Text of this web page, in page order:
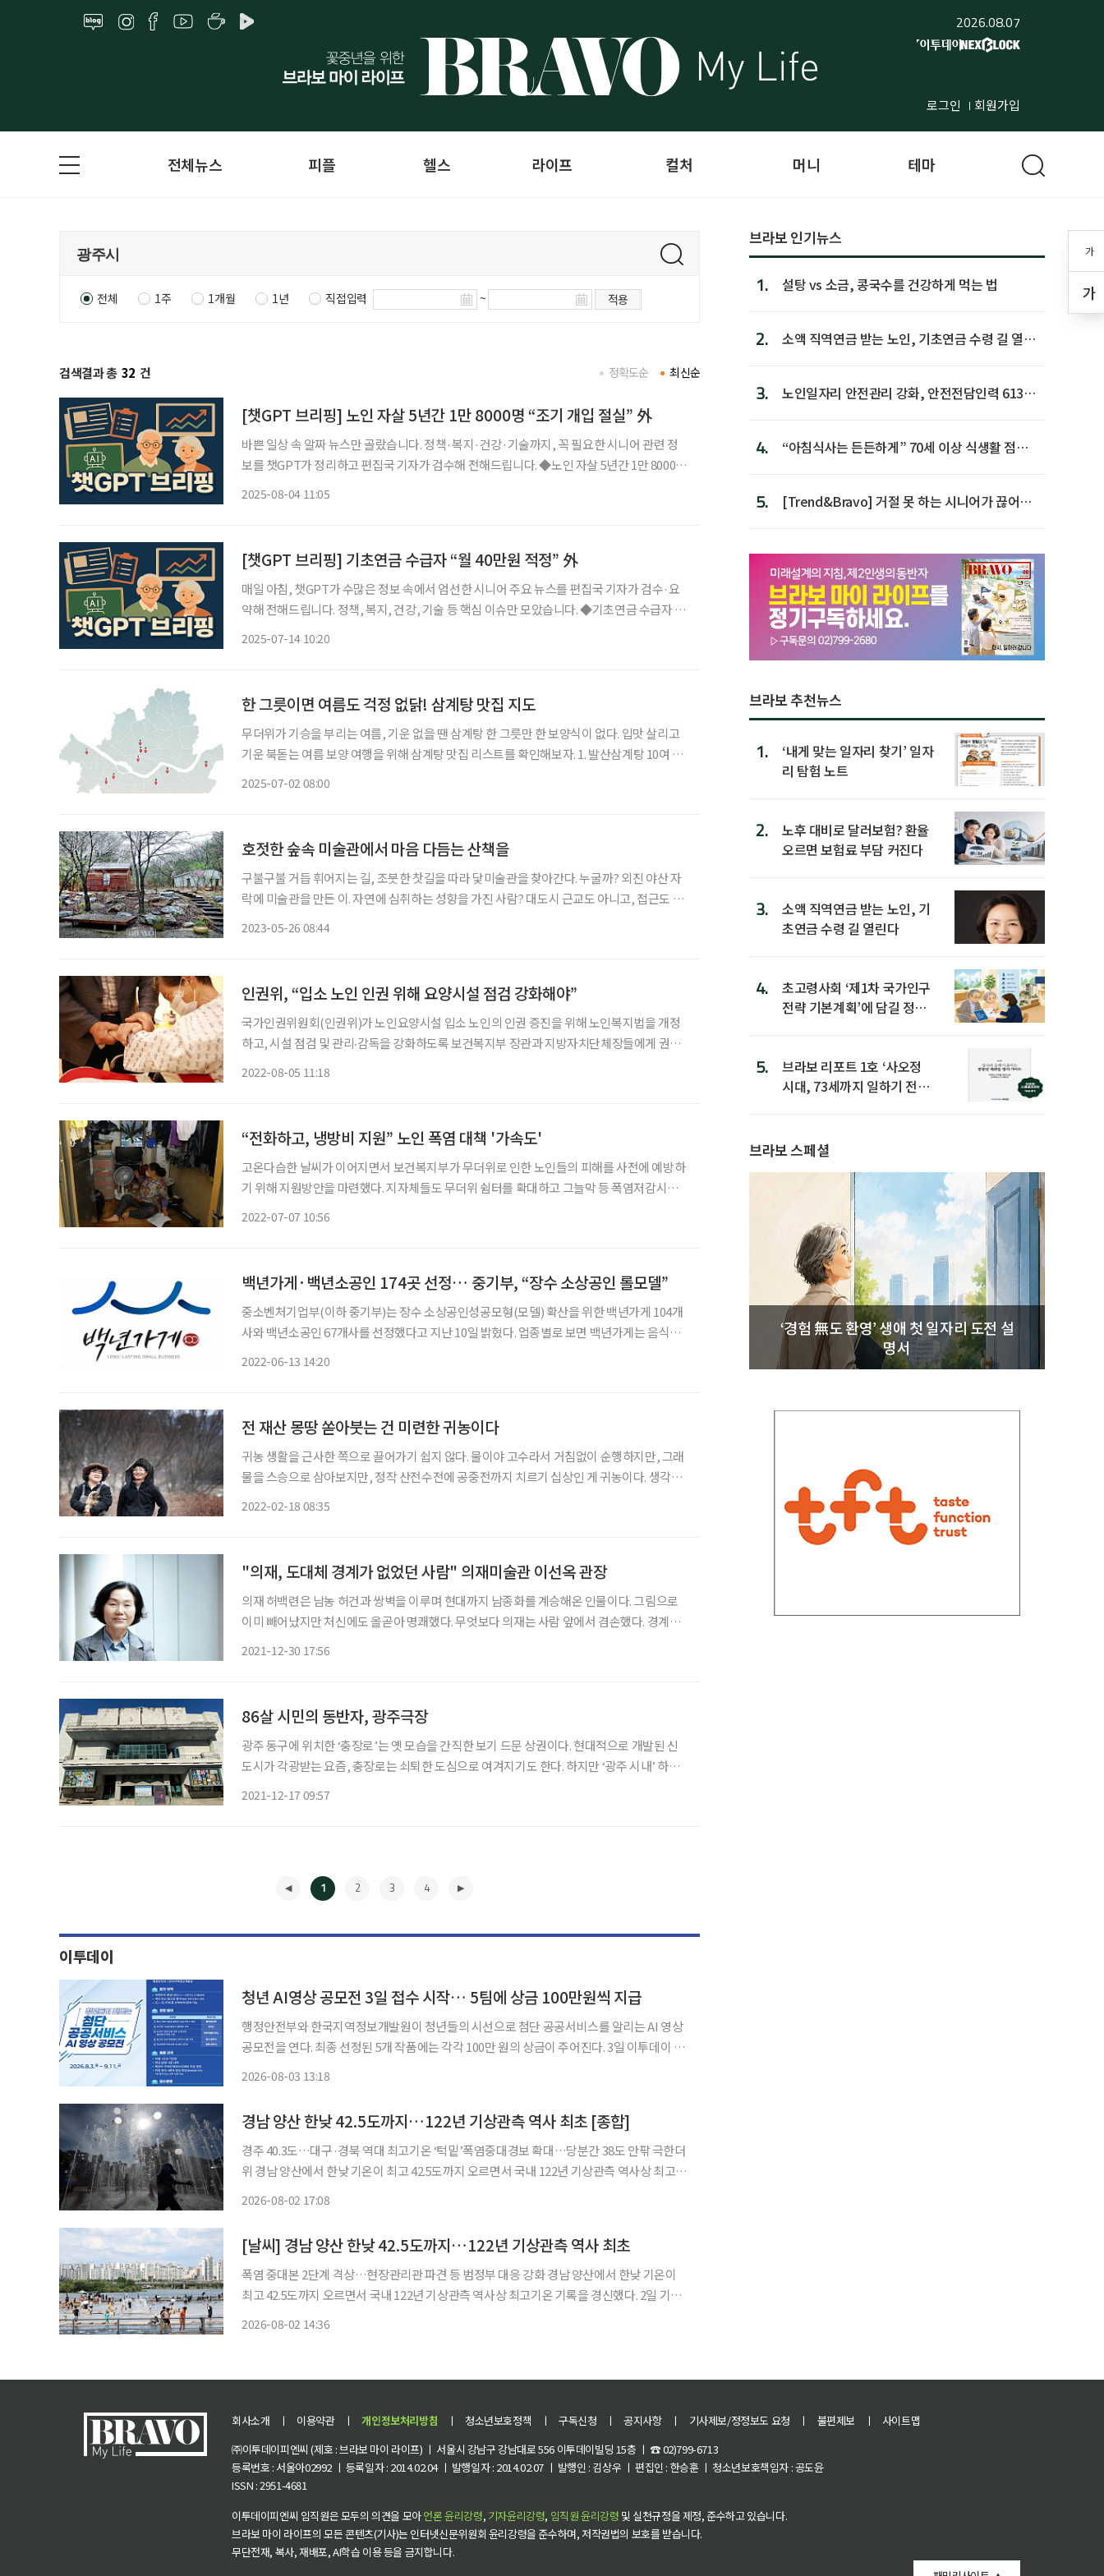
2026.08.07
로그인 회원가입
가
가
전체뉴스 피플 헬스 라이프 컬처 머니 테마
전체 1주 1개월 1년 직접입력 ~ 적용
검색결과 총 32 건 최신순
정확도순
[챗GPT 브리핑] 노인 자살 5년간 1만 8000명 “조기 개입 절실” 外
바쁜 일상 속 알짜 뉴스만 골랐습니다. 정책·복지·건강·기술까지, 꼭 필요한 시니어 관련 정
보를 챗GPT가 정리하고 편집국 기자가 검수해 전해드립니다. ◆노인 자살 5년간 1만 8000명
2025-08-04 11:05
[챗GPT 브리핑] 기초연금 수급자 “월 40만원 적정” 外
매일 아침, 챗GPT가 수많은 정보 속에서 엄선한 시니어 주요 뉴스를 편집국 기자가 검수·요
약해 전해드립니다. 정책, 복지, 건강, 기술 등 핵심 이슈만 모았습니다. ◆기초연금 수급자 절
2025-07-14 10:20
한 그릇이면 여름도 걱정 없닭! 삼계탕 맛집 지도
무더위가 기승을 부리는 여름, 기운 없을 땐 삼계탕 한 그릇만 한 보양식이 없다. 입맛 살리고
기운 북돋는 여름 보양 여행을 위해 삼계탕 맛집 리스트를 확인해보자. 1. 발산삼계탕 10여 가
2025-07-02 08:00
호젓한 숲속 미술관에서 마음 다듬는 산책을
구불구불 거듭 휘어지는 길, 조붓한 찻길을 따라 닻미술관을 찾아간다. 누굴까? 외진 야산 자
락에 미술관을 만든 이. 자연에 심취하는 성향을 가진 사람? 대도시 근교도 아니고, 접근도 쉽
2023-05-26 08:44
인권위, “입소 노인 인권 위해 요양시설 점검 강화해야”
국가인권위원회(인권위)가 노인요양시설 입소 노인의 인권 증진을 위해 노인복지법을 개정
하고, 시설 점검 및 관리‧감독을 강화하도록 보건복지부 장관과 지방자치단체장들에게 권고
2022-08-05 11:18
“전화하고, 냉방비 지원” 노인 폭염 대책 '가속도'
고온다습한 날씨가 이어지면서 보건복지부가 무더위로 인한 노인들의 피해를 사전에 예방하
기 위해 지원방안을 마련했다. 지자체들도 무더위 쉼터를 확대하고 그늘막 등 폭염저감시설
2022-07-07 10:56
백년가게·백년소공인 174곳 선정… 중기부, “장수 소상공인 롤모델”
중소벤처기업부(이하 중기부)는 장수 소상공인성공모형(모델) 확산을 위한 백년가게 104개
사와 백년소공인 67개사를 선정했다고 지난 10일 밝혔다. 업종별로 보면 백년가게는 음식점
2022-06-13 14:20
전 재산 몽땅 쏟아붓는 건 미련한 귀농이다
귀농 생활을 근사한 쪽으로 끌어가기 쉽지 않다. 물이야 고수라서 거침없이 순행하지만, 그래
물을 스승으로 삼아보지만, 정작 산전수전에 공중전까지 치르기 십상인 게 귀농이다. 생각보
2022-02-18 08:35
"의재, 도대체 경계가 없었던 사람" 의재미술관 이선옥 관장
의재 허백련은 남농 허건과 쌍벽을 이루며 현대까지 남종화를 계승해온 인물이다. 그림으로
이미 빼어났지만 처신에도 올곧아 명쾌했다. 무엇보다 의재는 사람 앞에서 겸손했다. 경계를
2021-12-30 17:56
86살 시민의 동반자, 광주극장
광주 동구에 위치한 ‘충장로’는 옛 모습을 간직한 보기 드문 상권이다. 현대적으로 개발된 신
도시가 각광받는 요즘, 충장로는 쇠퇴한 도심으로 여겨지기도 한다. 하지만 ‘광주 시내’ 하면
2021-12-17 09:57
1 2 3 4
이투데이
청년 AI영상 공모전 3일 접수 시작… 5팀에 상금 100만원씩 지급
행정안전부와 한국지역정보개발원이 청년들의 시선으로 첨단 공공서비스를 알리는 AI 영상
공모전을 연다. 최종 선정된 5개 작품에는 각각 100만 원의 상금이 주어진다. 3일 이투데이 취
2026-08-03 13:18
경남 양산 한낮 42.5도까지…122년 기상관측 역사 최초 [종합]
경주 40.3도…대구·경북 역대 최고기온 ‘턱밑’폭염중대경보 확대…당분간 38도 안팎 극한더
위 경남 양산에서 한낮 기온이 최고 42.5도까지 오르면서 국내 122년 기상관측 역사상 최고기
2026-08-02 17:08
[날씨] 경남 양산 한낮 42.5도까지…122년 기상관측 역사 최초
폭염 중대본 2단계 격상…현장관리관 파견 등 범정부 대응 강화 경남 양산에서 한낮 기온이
최고 42.5도까지 오르면서 국내 122년 기상관측 역사상 최고기온 기록을 경신했다. 2일 기상
2026-08-02 14:36
브라보 인기뉴스
1. 설탕 vs 소금, 콩국수를 건강하게 먹는 법
2.
소액 직역연금 받는 노인, 기초연금 수령 길 열린
3.
노인일자리 안전관리 강화, 안전전담인력 613명
4.
“아침식사는 든든하게” 70세 이상 식생활 점수
5.
[Trend&Bravo] 거절 못 하는 시니어가 끊어야
브라보 추천뉴스
1.
‘내게 맞는 일자리 찾기’ 일자
리 탐험 노트
2.
노후 대비로 달러보험? 환율
오르면 보험료 부담 커진다
3.
소액 직역연금 받는 노인, 기
초연금 수령 길 열린다
4.
초고령사회 ‘제1차 국가인구
전략 기본계획’에 담길 정책
5.
브라보 리포트 1호 ‘사오정
시대, 73세까지 일하기 전략’
브라보 스페셜
‘경험 無도 환영’ 생애 첫 일자리 도전 설
명서
회사소개 ㅣ 이용약관 ㅣ 개인정보처리방침 ㅣ 청소년보호정책 ㅣ 구독신청 ㅣ 공지사항 ㅣ 기사제보/정정보도 요청 ㅣ 불편제보 ㅣ
사이트맵
㈜이투데이피엔씨 (제호 : 브라보 마이 라이프) ㅣ 서울시 강남구 강남대로 556 이투데이빌딩 15층 ㅣ ☎ 02)799-6713
등록번호 : 서울아02992 ㅣ 등록일자 : 2014.02.04 ㅣ 발행일자 : 2014.02.07 ㅣ 발행인 : 김상우 ㅣ 편집인 : 한승훈 ㅣ 청소년보호책임자 : 공도윤
ISSN : 2951-4681
이투데이피엔씨 임직원은 모두의 의견을 모아언론 윤리강령, 기자윤리강령, 임직원 윤리강령 및 실천규정을 제정, 준수하고 있습니다.
브라보 마이 라이프의 모든 콘텐츠(기사)는 인터넷신문위원회 윤리강령을 준수하며, 저작권법의 보호를 받습니다.
무단전재, 복사, 재배포, AI학습 이용 등을 금지합니다.